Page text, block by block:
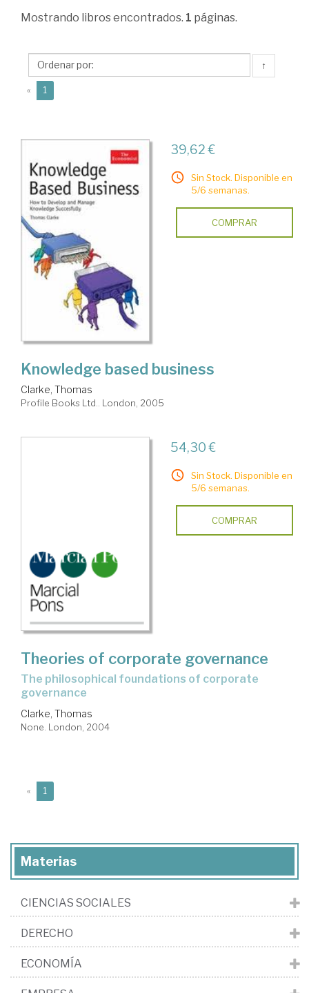
Clarke,
Mostrando libros encontrados. 1 páginas.
↑
« 1
39,62 €
Sin Stock. Disponible en
5/6 semanas.
COMPRAR
Knowledge based business
Clarke, Thomas
Profile Books Ltd.. London, 2005
54,30 €
Sin Stock. Disponible en
5/6 semanas.
COMPRAR
Theories of corporate governance
the philosophical foundations of corporate
governance
Clarke, Thomas
None. London, 2004
« 1
Materias
CIENCIAS SOCIALES
DERECHO
ECONOMÍA